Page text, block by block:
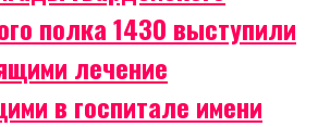
полка 1430 выступили
лечение
в госпитале имени